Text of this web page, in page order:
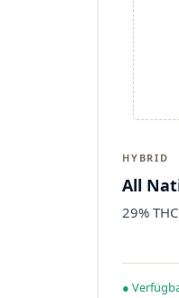
HYBRID
All
29%
●